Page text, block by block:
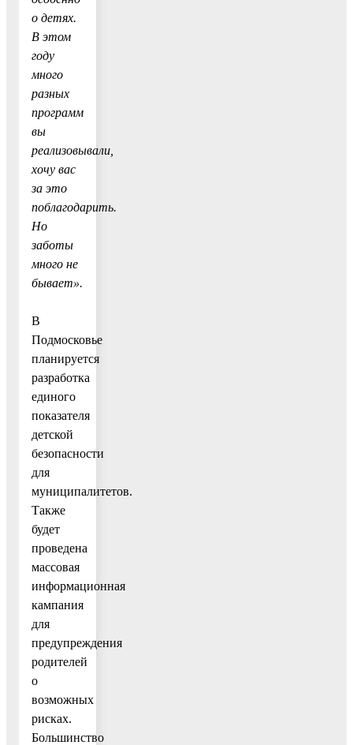
о детях.
В этом
году
много
разных
программ
вы
реализовывали,
хочу вас
за это
поблагодарить.
Но
заботы
много не
бывает».
В
Подмосковье
планируется
разработка
единого
показателя
детской
безопасности
для
муниципалитетов.
Также
будет
проведена
массовая
информационная
кампания
для
предупреждения
родителей
о
возможных
рисках.
Большинство